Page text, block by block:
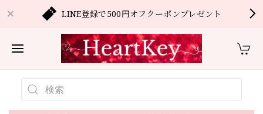
LINE登録で500円オフクーポンプレゼント